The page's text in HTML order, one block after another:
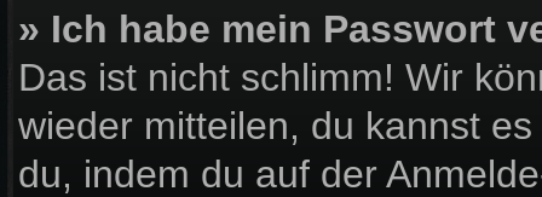
» Ich habe mein Passwort
Das ist nicht schlimm! Wir
wieder mitteilen, du kannst
du, indem du auf der